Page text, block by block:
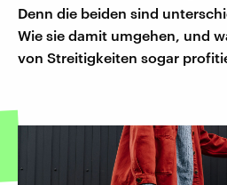
Denn die beiden sind
Wie sie damit umgehen, und
von Streitigkeiten sogar